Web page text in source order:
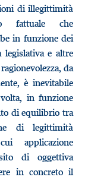
di illegittimità
fattuale che
in funzione dei
e altre
da
è inevitabile
in funzione
di equilibrio tra
di legittimità
applicazione
di oggettiva
in concreto il